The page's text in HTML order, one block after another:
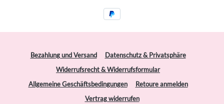
Bezahlung und Versand
Datenschutz & Privatsphäre
Widerrufsrecht & Widerrufsformular
Allgemeine Geschäftsbedingungen
Retoure anmelden
Vertrag widerrufen